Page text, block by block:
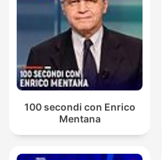
100 secondi con Enrico
Mentana